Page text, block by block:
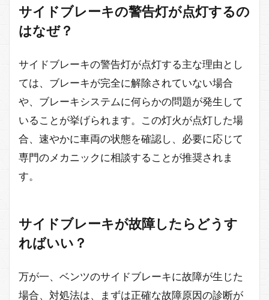
サイドブレーキの警告灯が点灯するの
はなぜ？
サイドブレーキの警告灯が点灯する主な理由とし
ては、ブレーキが完全に解除されていない場合
や、ブレーキシステムに何らかの問題が発生して
いることが挙げられます。この灯火が点灯した場
合、速やかに車両の状態を確認し、必要に応じて
専門のメカニックに相談することが推奨されま
す。
サイドブレーキが故障したらどうす
ればいい？
万が一、ベンツのサイドブレーキに故障が生じた
場合、対処法は、まずは正確な故障原因の診断が